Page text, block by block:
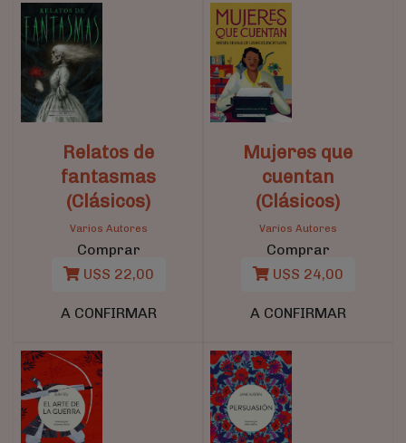
Relatos de
fantasmas
(Clásicos)
Varios Autores
Comprar
U$S 22,00
A CONFIRMAR
Mujeres que
cuentan
(Clásicos)
Varios Autores
Comprar
U$S 24,00
A CONFIRMAR